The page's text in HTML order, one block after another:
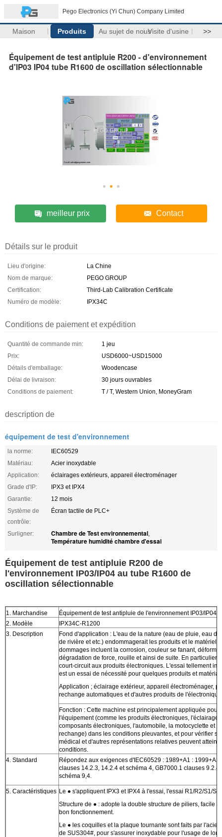
Pego Electronics (Yi Chun) Company Limited
Maison Produits Au sujet de nousVisite d'usine >>
Équipement de test antipluie R200 - d'environnement
d'IP03 IP04 tube R1600 de oscillation sélectionnable
meilleur prix Contact
Détails sur le produit
Lieu d'origine:
La Chine
Nom de marque:
PEGO GROUP
Certification:
Third-Lab Calibration Certificate
Numéro de modèle:
IPX34C
Conditions de paiement et expédition
Quantité de commande min:
1 jeu
Prix:
USD6000~USD15000
Détails d'emballage:
Woodencase
Délai de livraison:
30 jours ouvrables
Conditions de paiement:
T / T, Western Union, MoneyGram
description de
équipement de test d'environnement
la norme:
IEC60529
Matériau:
Acier inoxydable
Application:
éclairages extérieurs, appareil électroménager
Grade d'IP:
IPX3 et IPX4
Garantie:
12 mois
Système de
contrôle:
Écran tactile de PLC+
Surligner: Chambre de Test environnemental,
Température humidité chambre d'essai
Équipement de test antipluie R200 de
l'environnement IP03/IP04 au tube R1600 de
oscillation sélectionnable
1. Marchandise
Équipement de test antipluie de l'environnement IP03/IP04
2. Modèle
IPX34C-R1200
3. Description
Fond d'application : L'eau de la nature (eau de pluie, eau
de rivière et etc.) endommagerait les produits et le matériel.
dommages incluent la corrosion, couleur se fanant,
dégradation de force, rouille et ainsi de suite. En particulier,
court-circuit aux produits électroniques. L'essai tellement
est un essai de nécessité pour quelques produits et
Application ; éclairage extérieur, appareil électroménager,
rechange automatiques et d'autres produits de
Fonction : Cette machine est principalement appliquée pour
l'équipement (comme les produits électroniques, l'éclairage,
composants électroniques, l'automobile, la motocyclette et
rechange) dans les conditions pleuvantes, et pour vérifier si
médical et d'autres représentations relatives peuvent
conditions.
4. Standard
Répondez aux exigences d'IEC60529 : 1989+A1 : 1999+A2
clauses 14.2.3, 14.2.4 et schéma 4, GB7000.1 clauses
schéma 9,4.
5. Caractéristiques Le ● s'appliquent IPX3 et IPX4 à l'essai, l'essai R1/R2/S1/S2
Structure de ● : adopte la double structure de piliers, facile à
bon fonctionnement.
Le ● les coquilles et la plaque tournante sont faits par l'acier
de SUS304#, pour s'assurer inoxydable pour l'usage de